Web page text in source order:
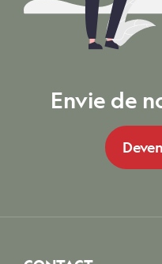
Envie de